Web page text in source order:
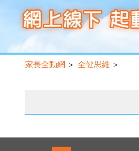
家長全動網 > 全健思維 >